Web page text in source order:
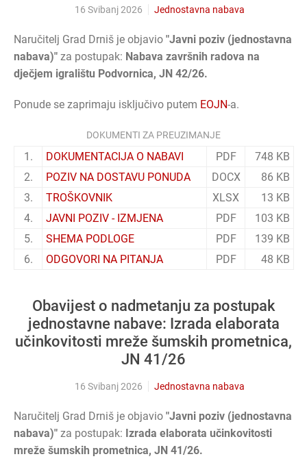
16 Svibanj 2026 Jednostavna nabava
Naručitelj Grad Drniš je objavio "Javni poziv (jednostavna
nabava)" za postupak: Nabava završnih radova na
dječjem igralištu Podvornica, JN 42/26.
Ponude se zaprimaju isključivo putem EOJN-a.
DOKUMENTI ZA PREUZIMANJE
1. DOKUMENTACIJA O NABAVI PDF
748 KB
2.
POZIV NA DOSTAVU PONUDA DOCX
86 KB
3.
TROŠKOVNIK XLSX
13 KB
4.
JAVNI POZIV - IZMJENA PDF
103 KB
5.
SHEMA PODLOGE PDF
139 KB
6.
ODGOVORI NA PITANJA PDF 48 KB
Obavijest o nadmetanju za postupak
jednostavne nabave: Izrada elaborata
učinkovitosti mreže šumskih prometnica,
JN 41/26
16 Svibanj 2026 Jednostavna nabava
Naručitelj Grad Drniš je objavio "Javni poziv (jednostavna
nabava)" za postupak: Izrada elaborata učinkovitosti
mreže šumskih prometnica, JN 41/26.